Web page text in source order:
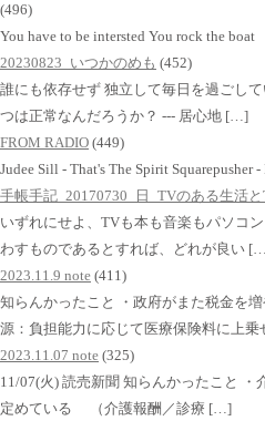
(496)
You have to be intersted You rock the boat
20230823_いつかのめも (452)
誰にも依存せず 独立して毎日を過ごし
つは正常なんだろうか？ --- 居心地 […]
FROM RADIO (449)
Judee Sill - That's The Spirit Squarepusher
手帳手記_20170730_日_TVのある生活
いずれにせよ、TVも本も音楽もパソコ
わすものであるとすれば、どれが良い
2023.11.9 note (411)
知らんかったこと ・政府がまた税金を
源：負担能力に応じて医療保険料に上
2023.11.07 note (325)
11/07(火) 読売新聞 知らんかったこと
定めている （介護報酬／診療 […]